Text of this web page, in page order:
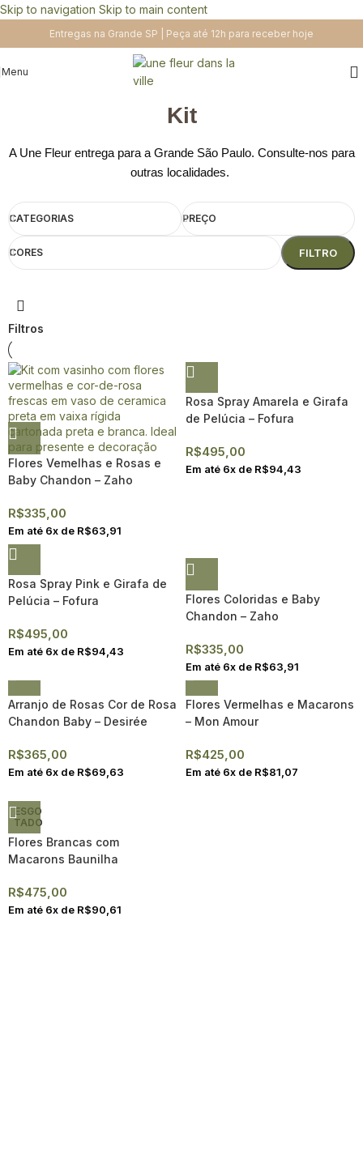
Skip to navigation Skip to main content
Entregas na Grande SP | Peça até 12h para receber hoje
Menu
Kit
A Une Fleur entrega para a Grande São Paulo. Consulte-nos para
outras localidades.
CATEGORIAS PREÇO
CORES FILTRO
Filtros
Flores Vemelhas e Rosas e
Baby Chandon – Zaho
R$335,00
Em até 6x de R$63,91
Rosa Spray Amarela e Girafa
de Pelúcia – Fofura
R$495,00
Em até 6x de R$94,43
Rosa Spray Pink e Girafa de
Pelúcia – Fofura
R$495,00
Em até 6x de R$94,43
Flores Coloridas e Baby
Chandon – Zaho
R$335,00
Em até 6x de R$63,91
Arranjo de Rosas Cor de Rosa
Chandon Baby – Desirée
R$365,00
Em até 6x de R$69,63
Flores Vermelhas e Macarons
– Mon Amour
R$425,00
Em até 6x de R$81,07
ESGO
TADO
Flores Brancas com
Macarons Baunilha
R$475,00
Em até 6x de R$90,61